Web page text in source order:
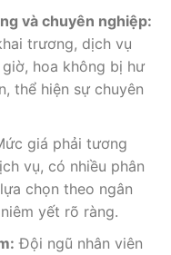
và chuyên nghiệp:
trương, dịch vụ
hoa không bị hư
thể hiện sự chuyên
giá phải tương
vụ, có nhiều phân
chọn theo ngân
yết rõ ràng.
Đội ngũ nhân viên